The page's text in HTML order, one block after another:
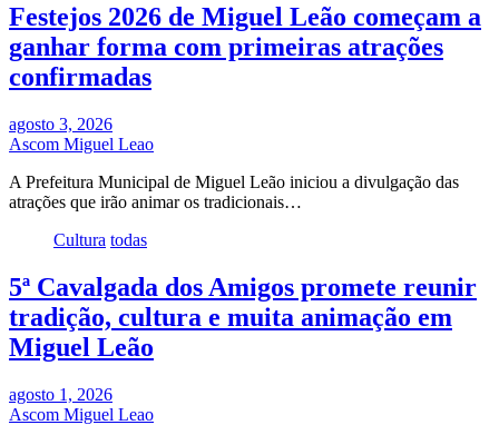
Festejos 2026 de Miguel Leão começam a
ganhar forma com primeiras atrações
confirmadas
agosto 3, 2026
Ascom Miguel Leao
A Prefeitura Municipal de Miguel Leão iniciou a divulgação das
atrações que irão animar os tradicionais…
Cultura todas
5ª Cavalgada dos Amigos promete reunir
tradição, cultura e muita animação em
Miguel Leão
agosto 1, 2026
Ascom Miguel Leao